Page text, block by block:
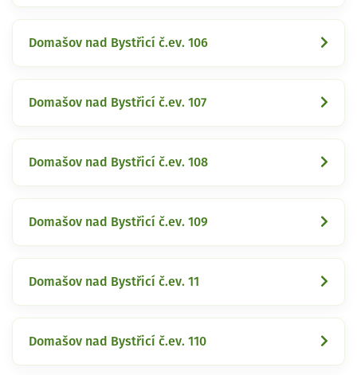
Domašov nad Bystřicí č.ev. 106
Domašov nad Bystřicí č.ev. 107
Domašov nad Bystřicí č.ev. 108
Domašov nad Bystřicí č.ev. 109
Domašov nad Bystřicí č.ev. 11
Domašov nad Bystřicí č.ev. 110